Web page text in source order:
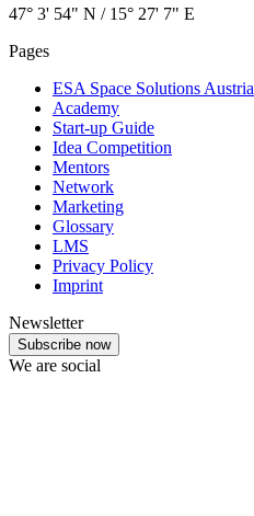
47° 3' 54" N / ­15° 27' 7" E
Pages
ESA Space Solutions Austria
Academy
Start-up Guide
Idea Competition
Mentors
Network
Marketing
Glossary
LMS
Privacy Policy
Imprint
Newsletter
Subscribe now
We are social